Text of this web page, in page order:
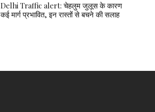
Delhi Traffic alert: चेहलुम जुलूस के कारण
कई मार्ग प्रभावित, इन रास्तों से बचने की सलाह